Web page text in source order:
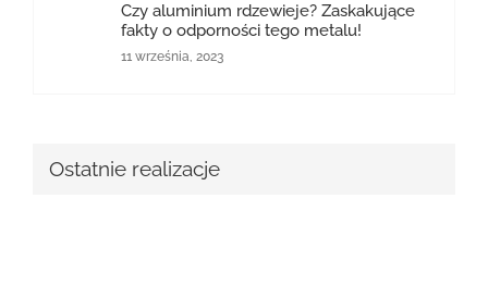
Czy aluminium rdzewieje? Zaskakujące
fakty o odporności tego metalu!
11 września, 2023
Ostatnie realizacje